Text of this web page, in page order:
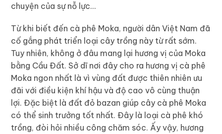
chuyện của sự nỗ lực…
Từ khi biết đến cà phê Moka, người dân Việt Nam đã
cố gắng phát triển loại cây trồng này từ rất sớm.
Tuy nhiên, không ở đâu mang lại hương vị của Moka
bằng Cầu Đất. Sở dĩ nơi đây cho ra hương vị cà phê
Moka ngon nhất là vì vùng đất được thiên nhiên ưu
đãi với điều kiện khí hậu và độ cao vô cùng thuận
lợi. Đặc biệt là đất đỏ bazan giúp cây cà phê Moka
có thể sinh trưởng tốt nhất. Đây là loại cà phê khó
trồng, đòi hỏi nhiều công chăm sóc. Ấy vậy, hương